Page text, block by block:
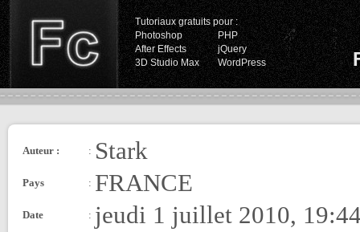
Tutoriaux gratuits pour :
Photoshop
PHP
After Effects
jQuery
3D Studio Max
WordPress
Auteur : : Stark
Pays : FRANCE
Date : jeudi 1 juillet 2010,